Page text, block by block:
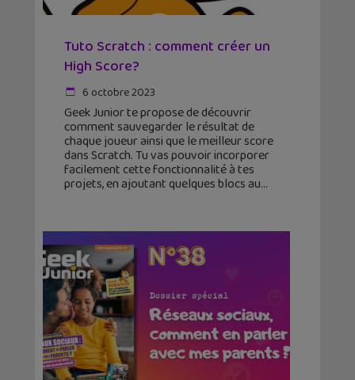
Tuto Scratch : comment créer un
High Score?
6 octobre 2023
Geek Junior te propose de découvrir
comment sauvegarder le résultat de
chaque joueur ainsi que le meilleur score
dans Scratch. Tu vas pouvoir incorporer
facilement cette fonctionnalité à tes
projets, en ajoutant quelques blocs au